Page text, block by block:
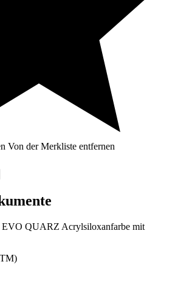
Von der Merkliste entfernen
QUARZ Acrylsiloxanfarbe mit